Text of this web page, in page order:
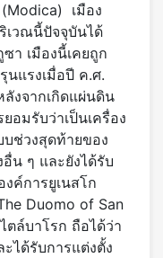
เมือง
เวณนี้ปัจจุบันได้
า เมืองนี้เคยถูก
นแรงเมื่อปี ค.ศ.
งจากเกิดแผ่นดิน
อมรับว่าเป็นเครื่อง
ช่วงสุดท้ายของ
น ๆ และยังได้รับ
ค์การยูเนสโก
Duomo of San
ตล์บาโรก ถือได้ว่า
ได้รับการแต่งตั้ง